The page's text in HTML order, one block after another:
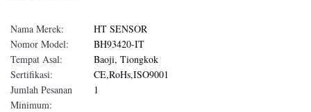
Nama Merek:
HT SENSOR
Nomor Model:
BH93420-IT
Tempat Asal:
Baoji, Tiongkok
Sertifikasi:
CE,RoHs,ISO9001
Jumlah Pesanan
Minimum:
1